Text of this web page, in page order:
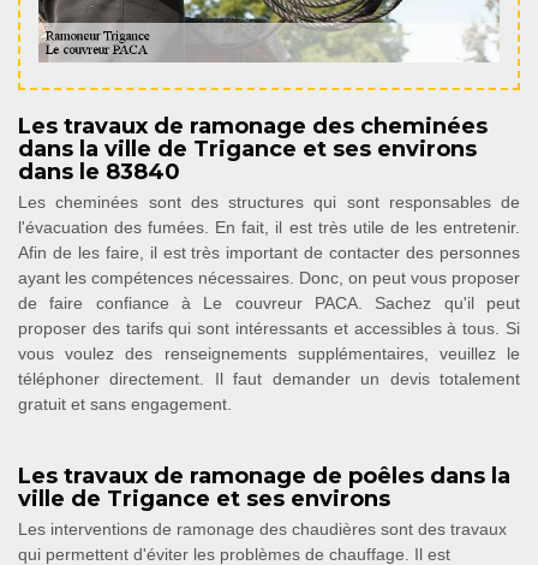
Les travaux de ramonage des cheminées
dans la ville de Trigance et ses environs
dans le 83840
Les cheminées sont des structures qui sont responsables de
l'évacuation des fumées. En fait, il est très utile de les entretenir.
Afin de les faire, il est très important de contacter des personnes
ayant les compétences nécessaires. Donc, on peut vous proposer
de faire confiance à Le couvreur PACA. Sachez qu'il peut
proposer des tarifs qui sont intéressants et accessibles à tous. Si
vous voulez des renseignements supplémentaires, veuillez le
téléphoner directement. Il faut demander un devis totalement
gratuit et sans engagement.
Les travaux de ramonage de poêles dans la
ville de Trigance et ses environs
Les interventions de ramonage des chaudières sont des travaux
qui permettent d'éviter les problèmes de chauffage. Il est